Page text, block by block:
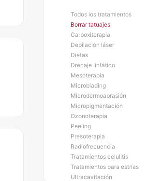
Todos los tratamientos
Borrar tatuajes
Carboxiterapia
Depilación láser
Dietas
Drenaje linfático
Mesoterapia
Microblading
Microdermoabrasión
Micropigmentación
Ozonoterapia
Peeling
Presoterapia
Radiofrecuencia
Tratamientos celulitis
Tratamientos para estrías
Ultracavitación